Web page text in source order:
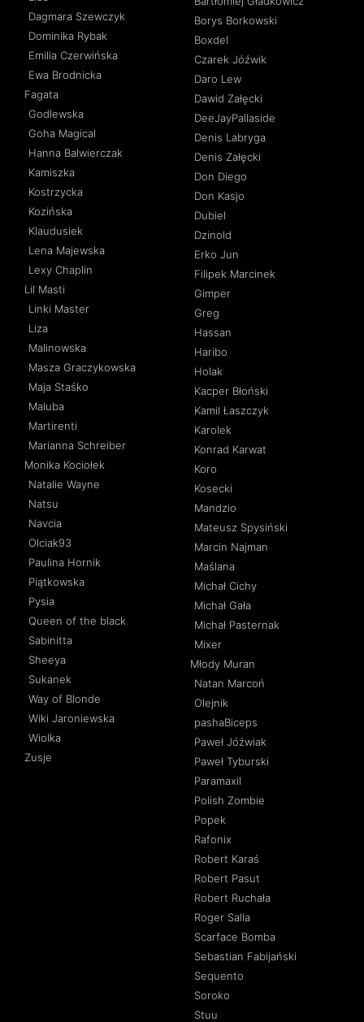
Dagmara Szewczyk
Dominika Rybak
Emilia Czerwińska
Ewa Brodnicka
Fagata
Godlewska
Goha Magical
Hanna Balwierczak
Kamiszka
Kostrzycka
Kozińska
Klaudusiek
Lena Majewska
Lexy Chaplin
Lil Masti
Linki Master
Liza
Malinowska
Masza Graczykowska
Maja Staśko
Maluba
Martirenti
Marianna Schreiber
Monika Kociołek
Natalie Wayne
Natsu
Navcia
Olciak93
Paulina Hornik
Piątkowska
Pysia
Queen of the black
Sabinitta
Sheeya
Sukanek
Way of Blonde
Wiki Jaroniewska
Wiolka
Zusje
Borys Borkowski
Boxdel
Czarek Jóźwik
Daro Lew
Dawid Załęcki
DeeJayPallaside
Denis Labryga
Denis Załęcki
Don Diego
Don Kasjo
Dubiel
Dzinold
Erko Jun
Filipek Marcinek
Gimper
Greg
Hassan
Haribo
Holak
Kacper Błoński
Kamil Łaszczyk
Karolek
Konrad Karwat
Koro
Kosecki
Mandzio
Mateusz Spysiński
Marcin Najman
Maślana
Michał Cichy
Michał Gała
Michał Pasternak
Mixer
Młody Muran
Natan Marcoń
Olejnik
pashaBiceps
Paweł Jóźwiak
Paweł Tyburski
Paramaxil
Polish Zombie
Popek
Rafonix
Robert Karaś
Robert Pasut
Robert Ruchała
Roger Salla
Scarface Bomba
Sebastian Fabijański
Sequento
Soroko
Stuu